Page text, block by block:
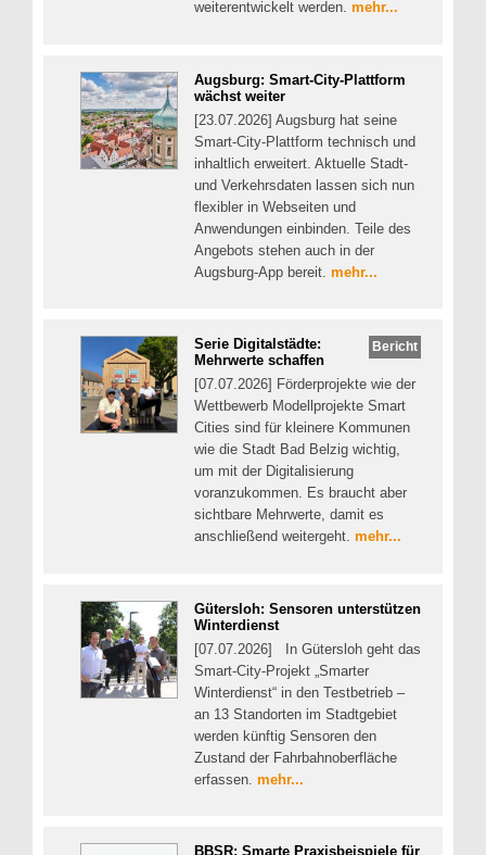
weiterentwickelt werden. mehr...
Augsburg: Smart-City-Plattform
wächst weiter
[23.07.2026] Augsburg hat seine
Smart-City-Plattform technisch und
inhaltlich erweitert. Aktuelle Stadt-
und Verkehrsdaten lassen sich nun
flexibler in Webseiten und
Anwendungen einbinden. Teile des
Angebots stehen auch in der
Augsburg-App bereit. mehr...
Bericht
Serie Digitalstädte:
Mehrwerte schaffen
[07.07.2026] Förderprojekte wie der
Wettbewerb Modellprojekte Smart
Cities sind für kleinere Kommunen
wie die Stadt Bad Belzig wichtig,
um mit der Digitalisierung
voranzukommen. Es braucht aber
sichtbare Mehrwerte, damit es
anschließend weitergeht. mehr...
Gütersloh: Sensoren unterstützen
Winterdienst
[07.07.2026] In Gütersloh geht das
Smart-City-Projekt „Smarter
Winterdienst“ in den Testbetrieb –
an 13 Standorten im Stadtgebiet
werden künftig Sensoren den
Zustand der Fahrbahnoberfläche
erfassen. mehr...
BBSR: Smarte Praxisbeispiele für